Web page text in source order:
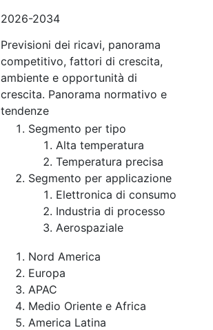
2026-2034
Previsioni dei ricavi, panorama
competitivo, fattori di crescita,
ambiente e opportunità di
crescita. Panorama normativo e
tendenze
Segmento per tipo
Alta temperatura
Temperatura precisa
Segmento per applicazione
Elettronica di consumo
Industria di processo
Aerospaziale
Nord America
Europa
APAC
Medio Oriente e Africa
America Latina